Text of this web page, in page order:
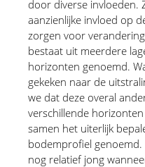
door diverse invloeden.
aanzienlijke invloed op
zorgen voor
bestaat uit meerdere
horizonten genoemd.
gekeken naar de
we dat deze overal
verschillende
samen het uiterlijk
bodemprofiel
nog relatief jong